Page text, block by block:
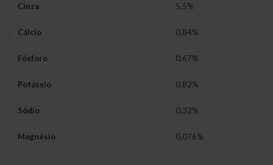
Cinza 5,5%
Cálcio 0,84%
Fósforo 0,67%
Potássio 0,82%
Sódio 0,32%
Magnésio 0,076%